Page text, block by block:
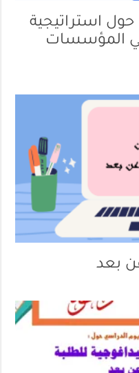
استراتيجية
في المؤسسات
بعد